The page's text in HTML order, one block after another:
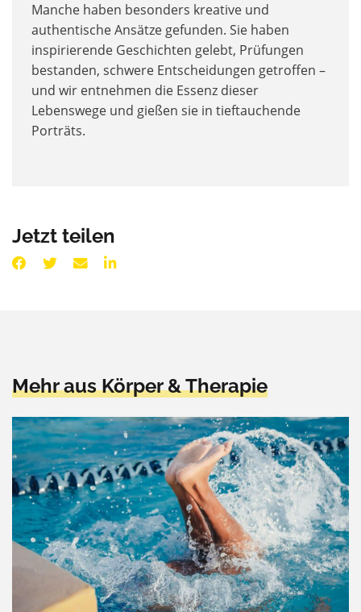
Manche haben besonders kreative und
authentische Ansätze gefunden. Sie haben
inspirierende Geschichten gelebt, Prüfungen
bestanden, schwere Entscheidungen getroffen –
und wir entnehmen die Essenz dieser
Lebenswege und gießen sie in tieftauchende
Porträts.
Jetzt teilen
Mehr aus Körper & Therapie